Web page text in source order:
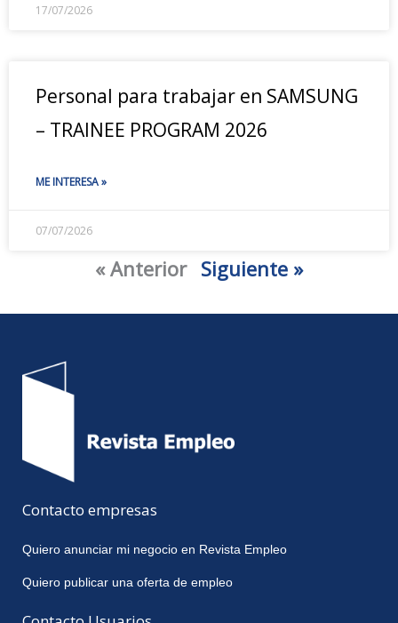
17/07/2026
Personal para trabajar en SAMSUNG
– TRAINEE PROGRAM 2026
ME INTERESA »
07/07/2026
« Anterior Siguiente »
Contacto empresas
Quiero anunciar mi negocio en Revista Empleo
Quiero publicar una oferta de empleo